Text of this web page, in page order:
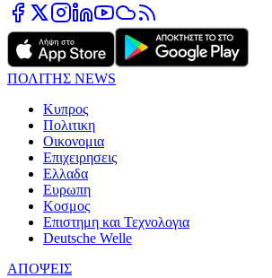
ΠΟΛΙΤΗΣ NEWS
Κυπρος
Πολιτικη
Οικονομια
Επιχειρησεις
Ελλαδα
Ευρωπη
Κοσμος
Επιστημη και Τεχνολογια
Deutsche Welle
ΑΠΟΨΕΙΣ